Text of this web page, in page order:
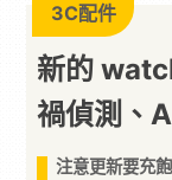
3C配件
新的
禍偵測、
注意更新要充飽